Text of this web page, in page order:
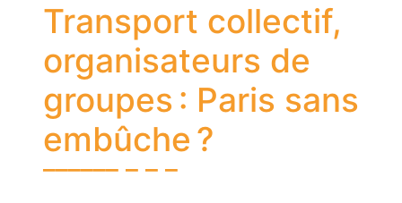
Transport collectif,
organisateurs de
groupes : Paris sans
embûche ?